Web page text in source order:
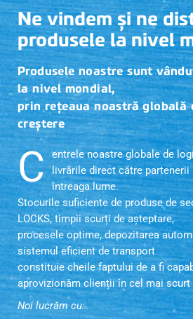
Ne vindem și ne
produsele la nivel
Produsele noastre sunt
la nivel mondial,
prin rețeaua noastră globală
creștere
C entrele noastre globale de
livrările direct către
întreaga lume.
Stocurile suficiente de produse de
LOCKS, timpii scurți de așteptare,
procesele optime, depozitarea
sistemul eficient de transport
constituie cheile faptului de a fi
aprovizionăm clienții în cel mai
Noi lucrăm cu: